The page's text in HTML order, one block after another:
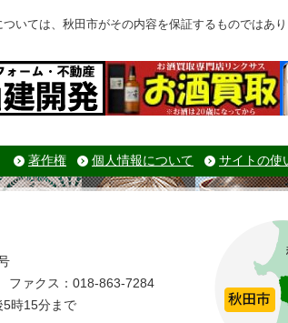
いては、秋田市がその内容を保証するものではあり
著作権 個人情報について サイトの使
ファクス：018-863-7284
5時15分まで